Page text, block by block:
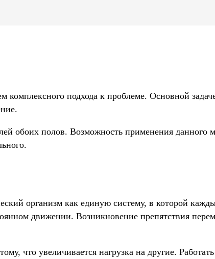
подхода к проблеме. Основной
обоих полов. Возможность применения данного
организм как единую систему, в которой
движении. Возникновение препятствия
что увеличивается нагрузка на другие.